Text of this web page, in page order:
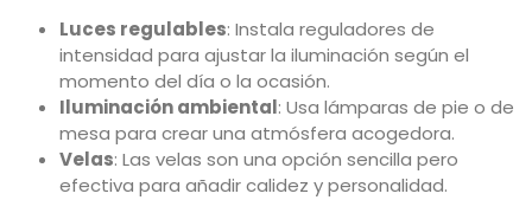
Luces regulables: Instala reguladores de
intensidad para ajustar la iluminación según el
momento del día o la ocasión.
Iluminación ambiental: Usa lámparas de pie o de
mesa para crear una atmósfera acogedora.
Velas: Las velas son una opción sencilla pero
efectiva para añadir calidez y personalidad.